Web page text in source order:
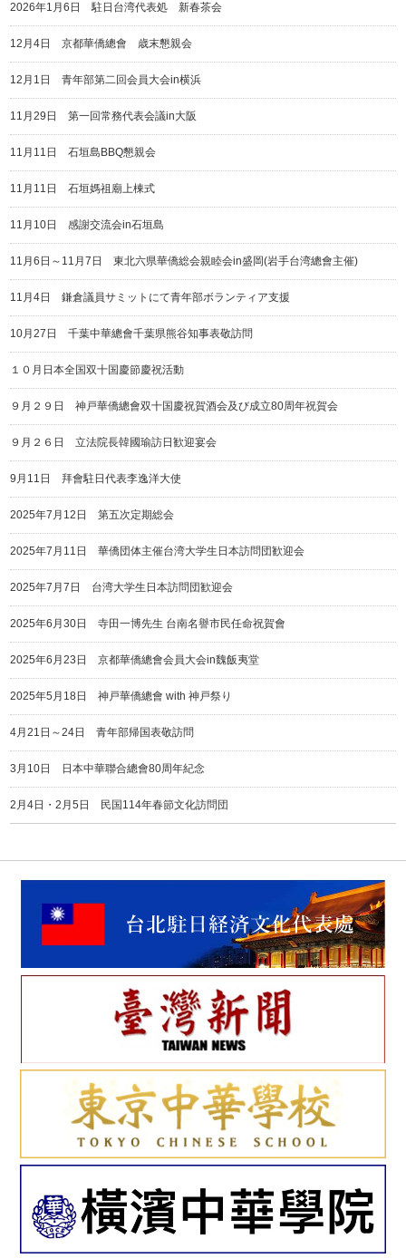
2026年1月6日 駐日台湾代表処 新春茶会
12月4日 京都華僑總會 歳末懇親会
12月1日 青年部第二回会員大会in横浜
11月29日 第一回常務代表会議in大阪
11月11日 石垣島BBQ懇親会
11月11日 石垣媽祖廟上棟式
11月10日 感謝交流会in石垣島
11月6日～11月7日 東北六県華僑総会親睦会in盛岡(岩手台湾總會主催)
11月4日 鎌倉議員サミットにて青年部ボランティア支援
10月27日 千葉中華總會千葉県熊谷知事表敬訪問
１０月日本全国双十国慶節慶祝活動
９月２９日 神戸華僑總會双十国慶祝賀酒会及び成立80周年祝賀会
９月２６日 立法院長韓國瑜訪日歓迎宴会
9月11日 拜會駐日代表李逸洋大使
2025年7月12日 第五次定期総会
2025年7月11日 華僑団体主催台湾大学生日本訪問団歓迎会
2025年7月7日 台湾大学生日本訪問団歓迎会
2025年6月30日 寺田一博先生 台南名譽市民任命祝賀會
2025年6月23日 京都華僑總會会員大会in魏飯夷堂
2025年5月18日 神戸華僑總會 with 神戸祭り
4月21日～24日 青年部帰国表敬訪問
3月10日 日本中華聯合總會80周年紀念
2月4日・2月5日 民国114年春節文化訪問団